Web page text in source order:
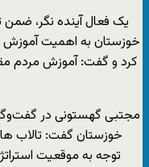
یک فعال آینده نگر،
خوزستان به اهمیت آموزش
کرد و گفت: آموزش مردم
مجتبی گهستونی در گفت‌وگو
خوزستان گفت: تالاب
توجه به موقعیت